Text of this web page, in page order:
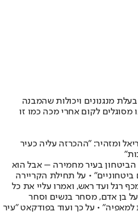
מנגנונים ויכולות שהמבנה
מסוגלים לקום אחרי מכה כמו זו
ומזהיר: "ההכרזה עליה כעיר
בעיר מחמירה – אבל הוא
• על תחילת הקריירה
רגל ועד ראש, ואמרו עליי את כל
על בן אדם, מסחר בנשים וסחר
• על כך ועוד בפודקאט "עיר